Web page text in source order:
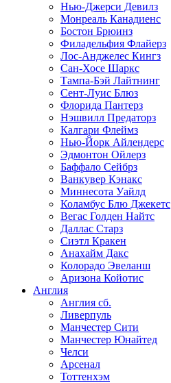
Нью-Джерси Девилз
Монреаль Канадиенс
Бостон Брюинз
Филадельфия Флайерз
Лос-Анджелес Кингз
Сан-Хосе Шаркс
Тампа-Бэй Лайтнинг
Сент-Луис Блюз
Флорида Пантерз
Нэшвилл Предаторз
Калгари Флеймз
Нью-Йорк Айлендерс
Эдмонтон Ойлерз
Баффало Сейбрз
Ванкувер Кэнакс
Миннесота Уайлд
Коламбус Блю Джекетс
Вегас Голден Найтс
Даллас Старз
Сиэтл Кракен
Анахайм Дакс
Колорадо Эвеланш
Аризона Койотис
Англия
Англия сб.
Ливерпуль
Манчестер Сити
Манчестер Юнайтед
Челси
Арсенал
Тоттенхэм